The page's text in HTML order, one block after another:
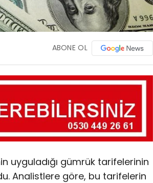
ABONE OL
uyguladığı gümrük tarifelerinin
Analistlere göre, bu tarifelerin